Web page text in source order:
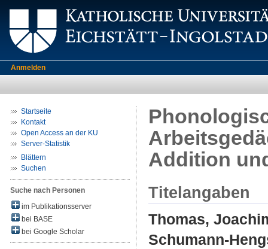
Anmelden
Startseite
Kontakt
Open Access an der KU
Server-Statistik
Blättern
Suchen
Suche nach Personen
im Publikationsserver
bei BASE
bei Google Scholar
Addition
Titelangaben
Thomas,
Schumann-